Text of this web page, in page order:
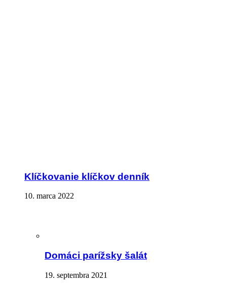
Klíčkovanie klíčkov denník
10. marca 2022
Domáci parížsky šalát
19. septembra 2021